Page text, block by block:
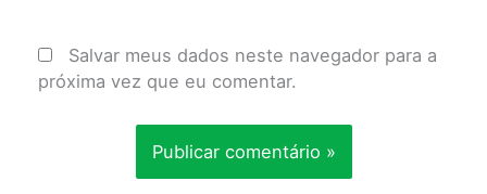
Salvar meus dados neste navegador para a
próxima vez que eu comentar.